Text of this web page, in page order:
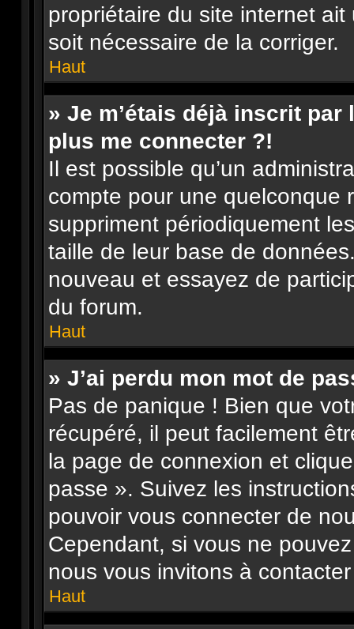
propriétaire du site internet
soit nécessaire de la corriger.
Haut
» Je m’étais déjà inscrit
plus me connecter ?!
Il est possible qu’un
compte pour une quelconque
suppriment périodiquement
taille de leur base de
nouveau et essayez de
du forum.
Haut
» J’ai perdu mon mot de
Pas de panique ! Bien que
récupéré, il peut facilement
la page de connexion et
passe ». Suivez les
pouvoir vous connecter de
Cependant, si vous ne
nous vous invitons à
Haut